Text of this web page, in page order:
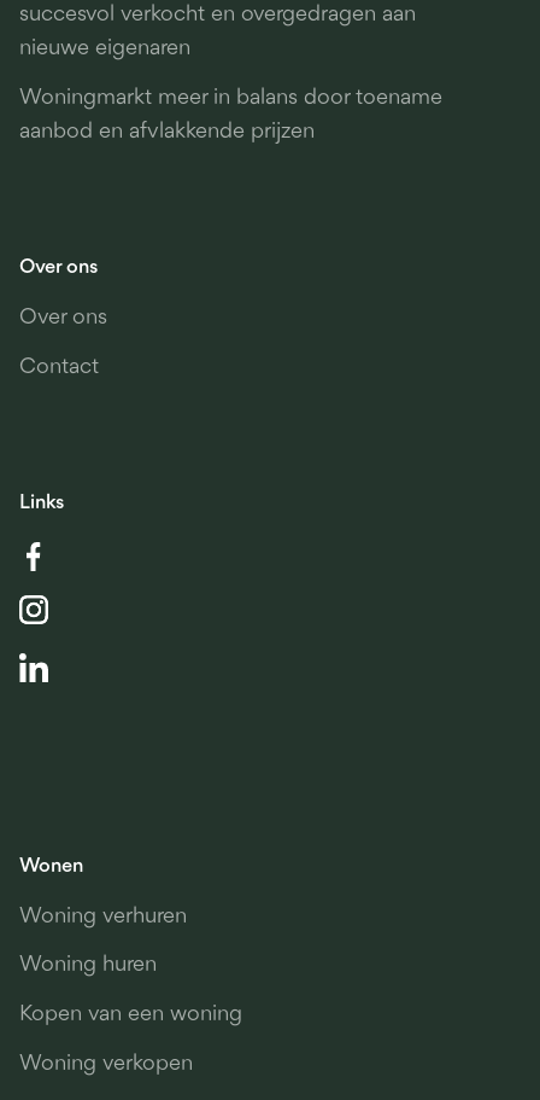
succesvol verkocht en overgedragen aan
nieuwe eigenaren
Woningmarkt meer in balans door toename
aanbod en afvlakkende prijzen
Over ons
Over ons
Contact
Links
Wonen
Woning verhuren
Woning huren
Kopen van een woning
Woning verkopen